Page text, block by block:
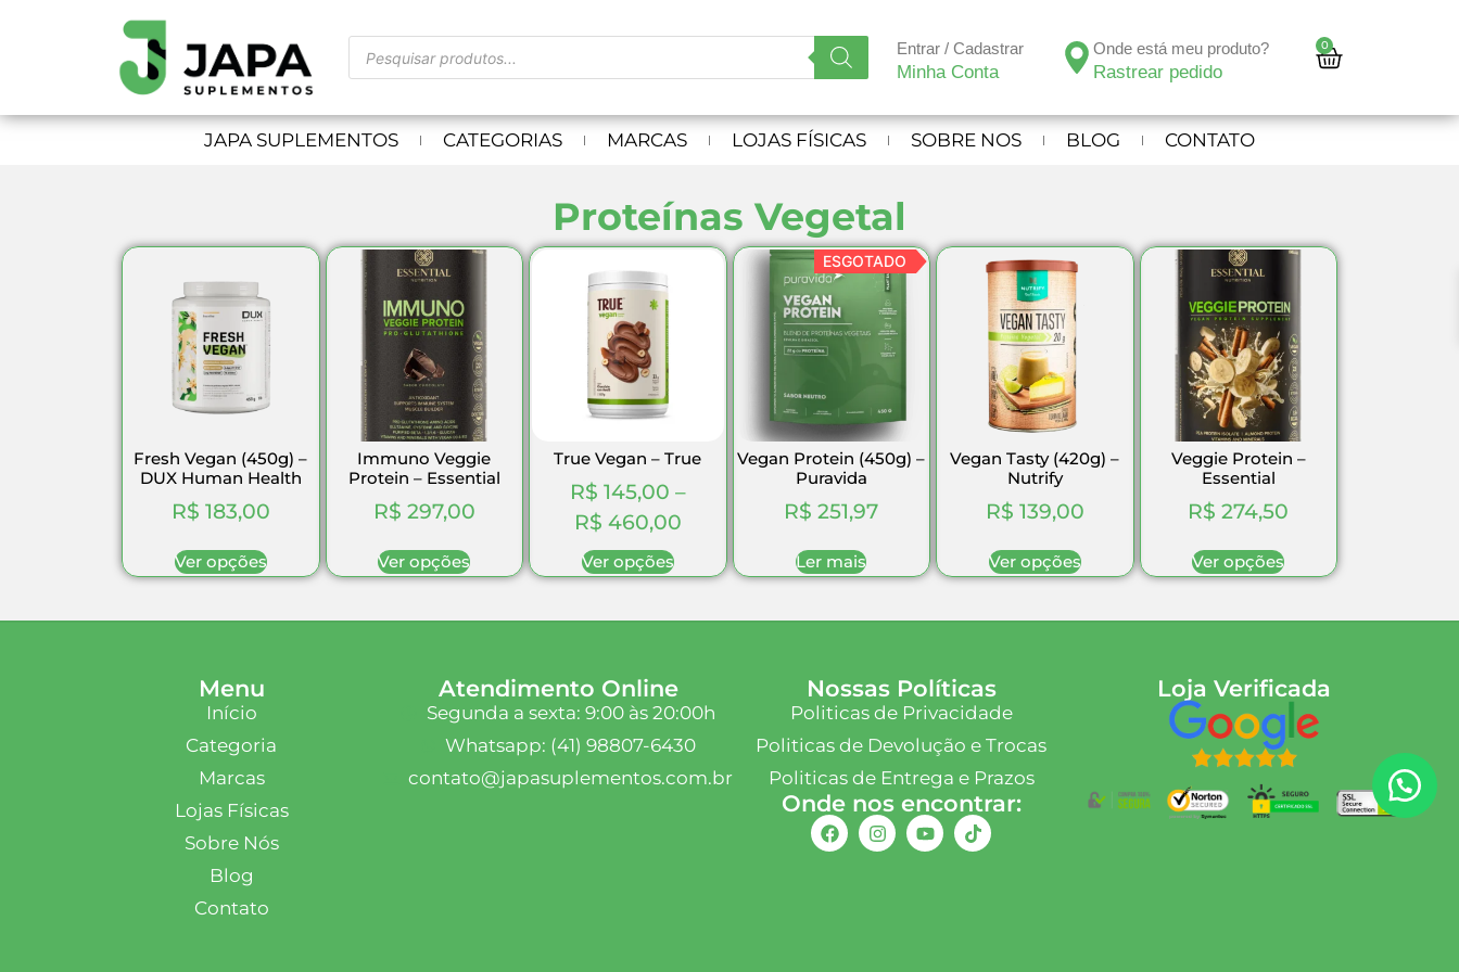
Entrar / Cadastrar
Minha Conta
Onde está meu produto?
Rastrear pedido
0
JAPA SUPLEMENTOS CATEGORIAS MARCAS LOJAS FÍSICAS SOBRE NOS BLOG CONTATO
Proteínas Vegetal
Fresh Vegan (450g) –
DUX Human Health
R$ 183,00
Ver opções
Immuno Veggie
Protein – Essential
R$ 297,00
Ver opções
True Vegan – True
R$ 145,00 –
R$ 460,00
Ver opções
ESGOTADO
Vegan Protein (450g) –
Puravida
R$ 251,97
Ler mais
Vegan Tasty (420g) –
Nutrify
R$ 139,00
Ver opções
Veggie Protein –
Essential
R$ 274,50
Ver opções
Menu
Início
Categoria
Marcas
Lojas Físicas
Sobre Nós
Blog
Contato
Atendimento Online
Segunda a sexta: 9:00 às 20:00h
Whatsapp: (41) 98807-6430
contato@japasuplementos.com.br
Nossas Políticas
Politicas de Privacidade
Politicas de Devolução e Trocas
Politicas de Entrega e Prazos
Onde nos encontrar:
Loja Verificada